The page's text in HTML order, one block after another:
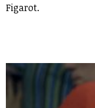
Figarot.